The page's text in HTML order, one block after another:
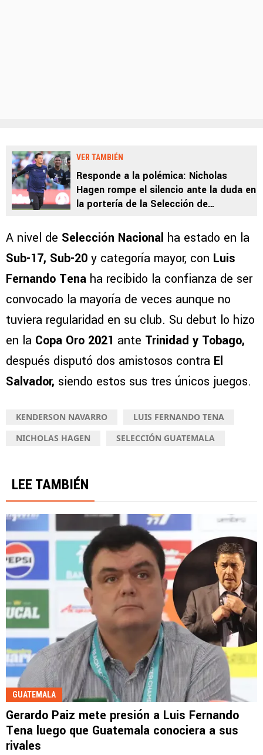
VER TAMBIÉN
Responde a la polémica: Nicholas
Hagen rompe el silencio ante la duda en
la portería de la Selección de
A nivel de Selección Nacional ha estado en la
Sub-17, Sub-20 y categoría mayor, con Luis
Fernando Tena ha recibido la confianza de ser
convocado la mayoría de veces aunque no
tuviera regularidad en su club. Su debut lo hizo
en la Copa Oro 2021 ante Trinidad y Tobago,
después disputó dos amistosos contra El
Salvador, siendo estos sus tres únicos juegos.
KENDERSON NAVARRO
LUIS FERNANDO TENA
NICHOLAS HAGEN
SELECCIÓN GUATEMALA
LEE TAMBIÉN
GUATEMALA
Gerardo Paiz mete presión a Luis Fernando
Tena luego que Guatemala conociera a sus
rivales